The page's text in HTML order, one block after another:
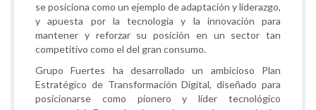
se posiciona como un ejemplo de adaptación y liderazgo,
y apuesta por la tecnología y la innovación para
mantener y reforzar su posición en un sector tan
competitivo como el del gran consumo.
Grupo Fuertes ha desarrollado un ambicioso Plan
Estratégico de Transformación Digital, diseñado para
posicionarse como pionero y líder tecnológico